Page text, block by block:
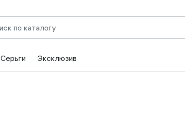
Серьги Эксклюзив